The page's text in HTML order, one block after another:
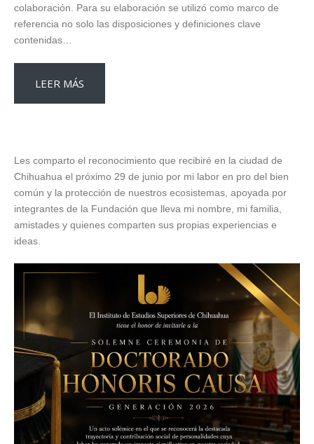
colaboración. Para su elaboración se utilizó como marco de
referencia no solo las disposiciones y definiciones clave
contenidas…
LEER MÁS
Les comparto el reconocimiento que recibiré en la ciudad de
Chihuahua el próximo 29 de junio por mi labor en pro del bien
común y la protección de nuestros ecosistemas, apoyada por
integrantes de la Fundación que lleva mi nombre, mi familia,
amistades y quienes comparten sus propias experiencias e
ideas.